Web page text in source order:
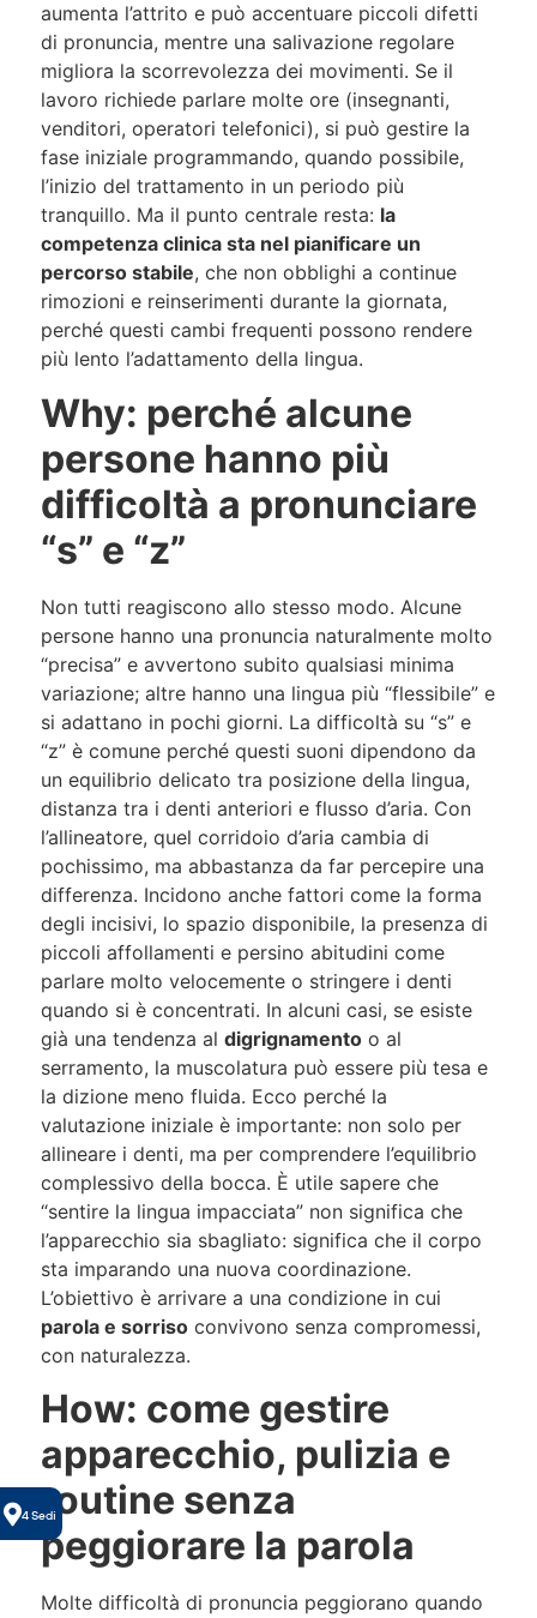
aumenta l’attrito e può accentuare piccoli difetti
di pronuncia, mentre una salivazione regolare
migliora la scorrevolezza dei movimenti. Se il
lavoro richiede parlare molte ore (insegnanti,
venditori, operatori telefonici), si può gestire la
fase iniziale programmando, quando possibile,
l’inizio del trattamento in un periodo più
tranquillo. Ma il punto centrale resta: la
competenza clinica sta nel pianificare un
percorso stabile, che non obblighi a continue
rimozioni e reinserimenti durante la giornata,
perché questi cambi frequenti possono rendere
più lento l’adattamento della lingua.
Why: perché alcune
persone hanno più
difficoltà a pronunciare
“s” e “z”
Non tutti reagiscono allo stesso modo. Alcune
persone hanno una pronuncia naturalmente molto
“precisa” e avvertono subito qualsiasi minima
variazione; altre hanno una lingua più “flessibile” e
si adattano in pochi giorni. La difficoltà su “s” e
“z” è comune perché questi suoni dipendono da
un equilibrio delicato tra posizione della lingua,
distanza tra i denti anteriori e flusso d’aria. Con
l’allineatore, quel corridoio d’aria cambia di
pochissimo, ma abbastanza da far percepire una
differenza. Incidono anche fattori come la forma
degli incisivi, lo spazio disponibile, la presenza di
piccoli affollamenti e persino abitudini come
parlare molto velocemente o stringere i denti
quando si è concentrati. In alcuni casi, se esiste
già una tendenza al digrignamento o al
serramento, la muscolatura può essere più tesa e
la dizione meno fluida. Ecco perché la
valutazione iniziale è importante: non solo per
allineare i denti, ma per comprendere l’equilibrio
complessivo della bocca. È utile sapere che
“sentire la lingua impacciata” non significa che
l’apparecchio sia sbagliato: significa che il corpo
sta imparando una nuova coordinazione.
L’obiettivo è arrivare a una condizione in cui
parola e sorriso convivono senza compromessi,
con naturalezza.
How: come gestire
apparecchio, pulizia e
routine senza
peggiorare la parola
Molte difficoltà di pronuncia peggiorano quando
4 Sedi